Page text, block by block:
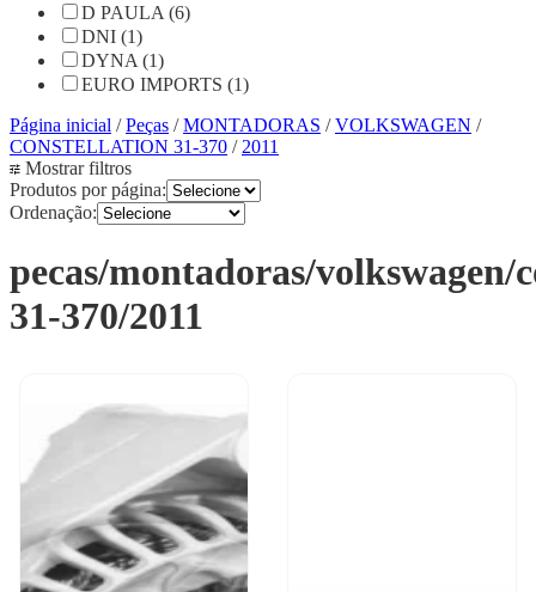
D PAULA (6)
DNI (1)
DYNA (1)
EURO IMPORTS (1)
Página inicial /Peças /MONTADORAS /VOLKSWAGEN /
CONSTELLATION 31-370 / 2011
Mostrar filtros
Produtos por página:
Ordenação:
pecas/montadoras/volkswagen/
31-370/2011